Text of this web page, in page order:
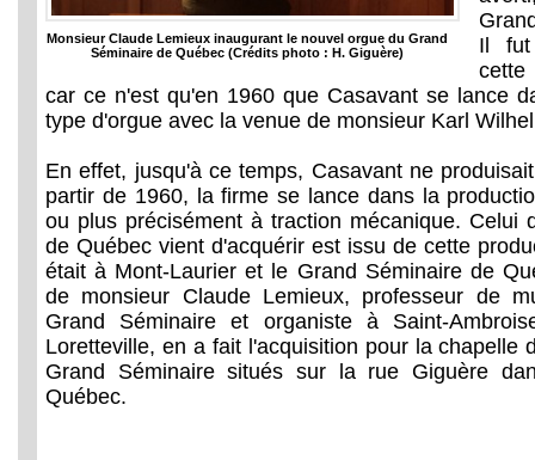
Monsieur Claude Lemieux inaugurant le nouvel orgue du Grand
Séminaire de Québec (Crédits photo : H. Giguère)
Il fut
cette
car ce n'est qu'en 1960 que Casavant se lance
type d'orgue avec la venue de monsieur Karl
En effet, jusqu'à ce temps, Casavant ne
partir de 1960, la firme se lance dans la
ou plus précisément à traction mécanique. Celui
de Québec vient d'acquérir est issu de cette
était à Mont-Laurier et le Grand Séminaire de
de monsieur Claude Lemieux, professeur de
Grand Séminaire et organiste à Saint-
Loretteville, en a fait l'acquisition pour la chapelle
Grand Séminaire situés sur la rue Giguère
Québec.